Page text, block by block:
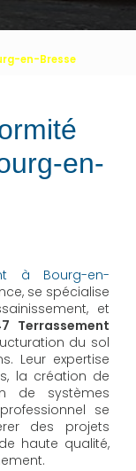
en-Bresse
en-
à Bourg-en-
se spécialise
et
Terrassement
du sol
Leur expertise
la création de
de systèmes
se
des projets
haute qualité,